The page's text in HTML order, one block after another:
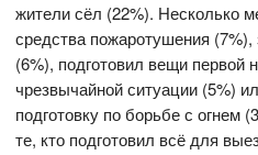
жители сёл (22%). Несколько
средства пожаротушения
(6%), подготовил вещи первой
чрезвычайной ситуации (5%)
подготовку по борьбе с огнем
те, кто подготовил всё для